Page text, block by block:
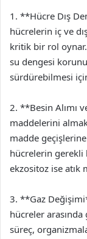
1. **Hücre Dış
hücrelerin iç ve
kritik bir rol
su dengesi
sürdürebilmesi
2. **Besin Alımı
maddelerini
madde
hücrelerin gerekli
ekzositoz ise atık
3. **Gaz
hücreler
süreç,